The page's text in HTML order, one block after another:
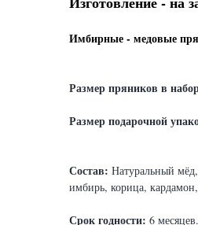
Имбирные - медовые
Размер пряников в
Размер подарочной
Состав: Натуральный
имбирь, корица,
Срок годности: 6 месяцев.